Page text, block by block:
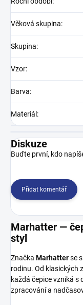
Věková skupina:
Skupina:
Vzor:
Barva:
Materiál :
Diskuze
Buďte první, kdo
Přidat komentář
Marhatter —
styl
Značka Marhatterse
rodinu. Od klasických
každá čepice vzniká s
zpracování a